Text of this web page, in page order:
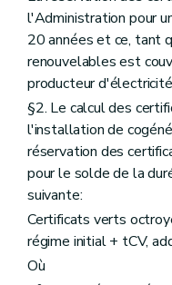
l'Administration pour
20 années et ce, tant
renouvelables est
producteur
§2. Le calcul des
l'installation de
réservation des
pour le solde de la
suivante:
Certificats verts
régime initial + tCV,
Où